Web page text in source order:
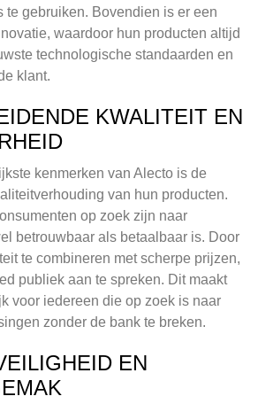
te gebruiken. Bovendien is er een
waardoor hun producten altijd
technologische standaarden en
klant.
KWALITEIT EN
kenmerken van Alecto is de
van hun producten.
op zoek zijn naar
betrouwbaar als betaalbaar is. Door
te combineren met scherpe prijzen,
publiek aan te spreken. Dit maakt
voor iedereen die op zoek is naar
zonder de bank te breken.
EN